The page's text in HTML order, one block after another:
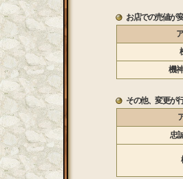
お店での売値が
機
その他、変更が
忠